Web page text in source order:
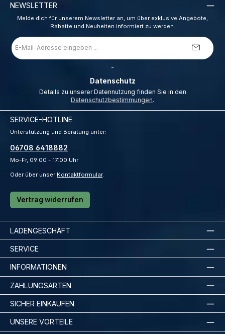
NEWSLETTER
Melde dich für unserem Newsletter an, um über exklusive Angebote,
Rabatte und Neuheiten informiert zu werden.
E-
Mail-
Adresse
Datenschutz
Datenschutzbestimmungen.
SERVICE-HOTLINE
Unterstützung und Beratung unter:
06708 6418882
Mo-Fr, 09:00 - 17:00 Uhr
Oder über unser Kontaktformular.
Vertrag widerrufen
LADENGESCHÄFT
SERVICE
INFORMATIONEN
ZAHLUNGSARTEN
SICHER EINKAUFEN
UNSERE VORTEILE